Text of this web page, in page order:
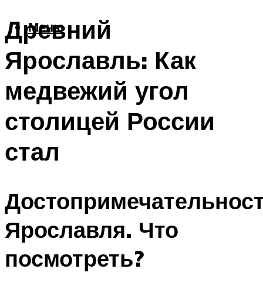
Меню
Древний
Ярославль: Как
медвежий угол
столицей России
стал
Ярославля. Что
посмотреть?